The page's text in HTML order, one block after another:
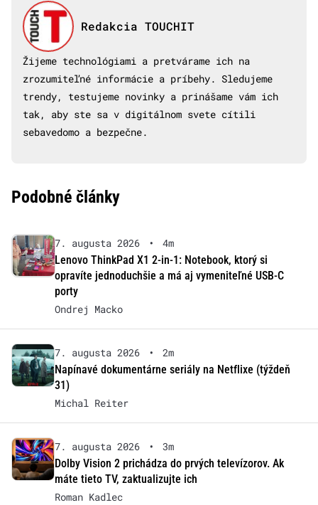
Redakcia TOUCHIT
Žijeme technológiami a pretvárame ich na
zrozumiteľné informácie a príbehy. Sledujeme
trendy, testujeme novinky a prinášame vám ich
tak, aby ste sa v digitálnom svete cítili
sebavedomo a bezpečne.
Podobné články
7. augusta 2026 •
4m
Lenovo ThinkPad X1 2-in-1: Notebook, ktorý si
opravíte jednoduchšie a má aj vymeniteľné USB-C
porty
Ondrej Macko
7. augusta 2026 •
2m
Napínavé dokumentárne seriály na Netflixe (týždeň
31)
Michal Reiter
7. augusta 2026 •
3m
Dolby Vision 2 prichádza do prvých televízorov. Ak
máte tieto TV, zaktualizujte ich
Roman Kadlec